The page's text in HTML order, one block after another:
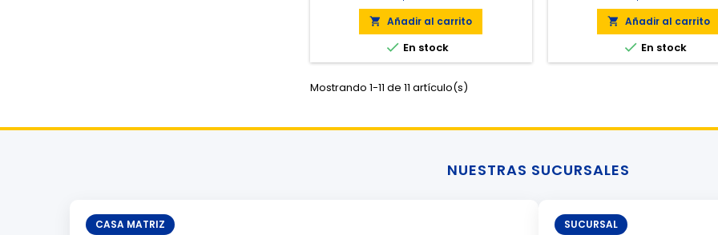
 Añadir al carrito
 En stock
 Añadir al carrito
 En stock
Mostrando 1-11 de 11 artículo(s)
NUESTRAS SUCURSALES
CASA MATRIZ SUCURSAL